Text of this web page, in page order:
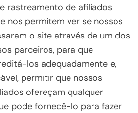
rastreamento de afiliados
nos permitem ver se nossos
o site através de um dos
parceiros, para que
los adequadamente e,
permitir que nossos
ofereçam qualquer
pode fornecê-lo para fazer